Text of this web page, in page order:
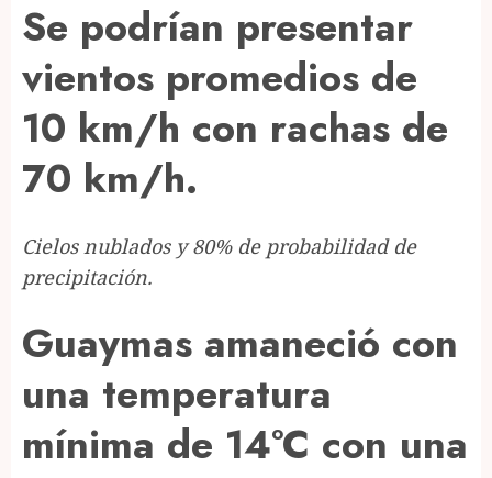
Se podrían presentar
vientos promedios de
10 km/h con rachas de
70 km/h.
Cielos nublados y 80% de probabilidad de
precipitación.
Guaymas amaneció con
una temperatura
mínima de 14°C con una